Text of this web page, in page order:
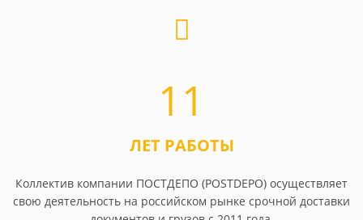
11
ЛЕТ РАБОТЫ
Коллектив компании ПОСТДЕПО (POSTDEPO) осуществляет
свою деятельность на российском рынке срочной доставки